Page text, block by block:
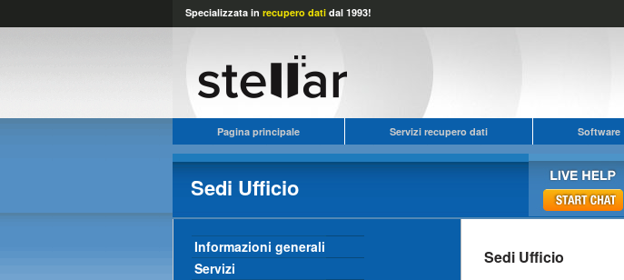
Specializzata in recupero datidal 1993!
Pagina principale Servizi recupero dati Software
Sedi Ufficio
Informazioni generali
Servizi
Sedi Ufficio